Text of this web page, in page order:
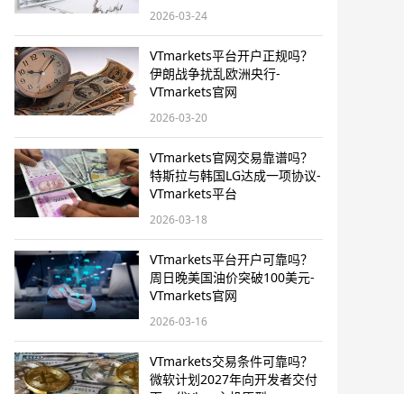
2026-03-24
VTmarkets平台开户正规吗？
伊朗战争扰乱欧洲央行-
VTmarkets官网
2026-03-20
VTmarkets官网交易靠谱吗？
特斯拉与韩国LG达成一项协议-
VTmarkets平台
2026-03-18
VTmarkets平台开户可靠吗？
周日晚美国油价突破100美元-
VTmarkets官网
2026-03-16
VTmarkets交易条件可靠吗？
微软计划2027年向开发者交付